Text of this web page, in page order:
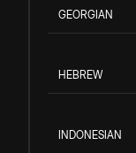
GEORGIAN
HEBREW
INDONESIAN